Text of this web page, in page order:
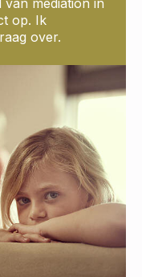
mediation in
op. Ik
over.